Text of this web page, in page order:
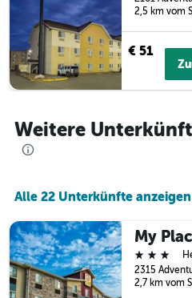
vor
dem
Aufenthalt
anzeigt
Das
Diagramm
Y-
Achse,
die
durchschnittlichen
Zimmerpreis
anzeigt
2,5 km vom
€ 51
Weitere
Alle 22 Unterkünfte anzeigen
3 Sterne
2,7 km vom